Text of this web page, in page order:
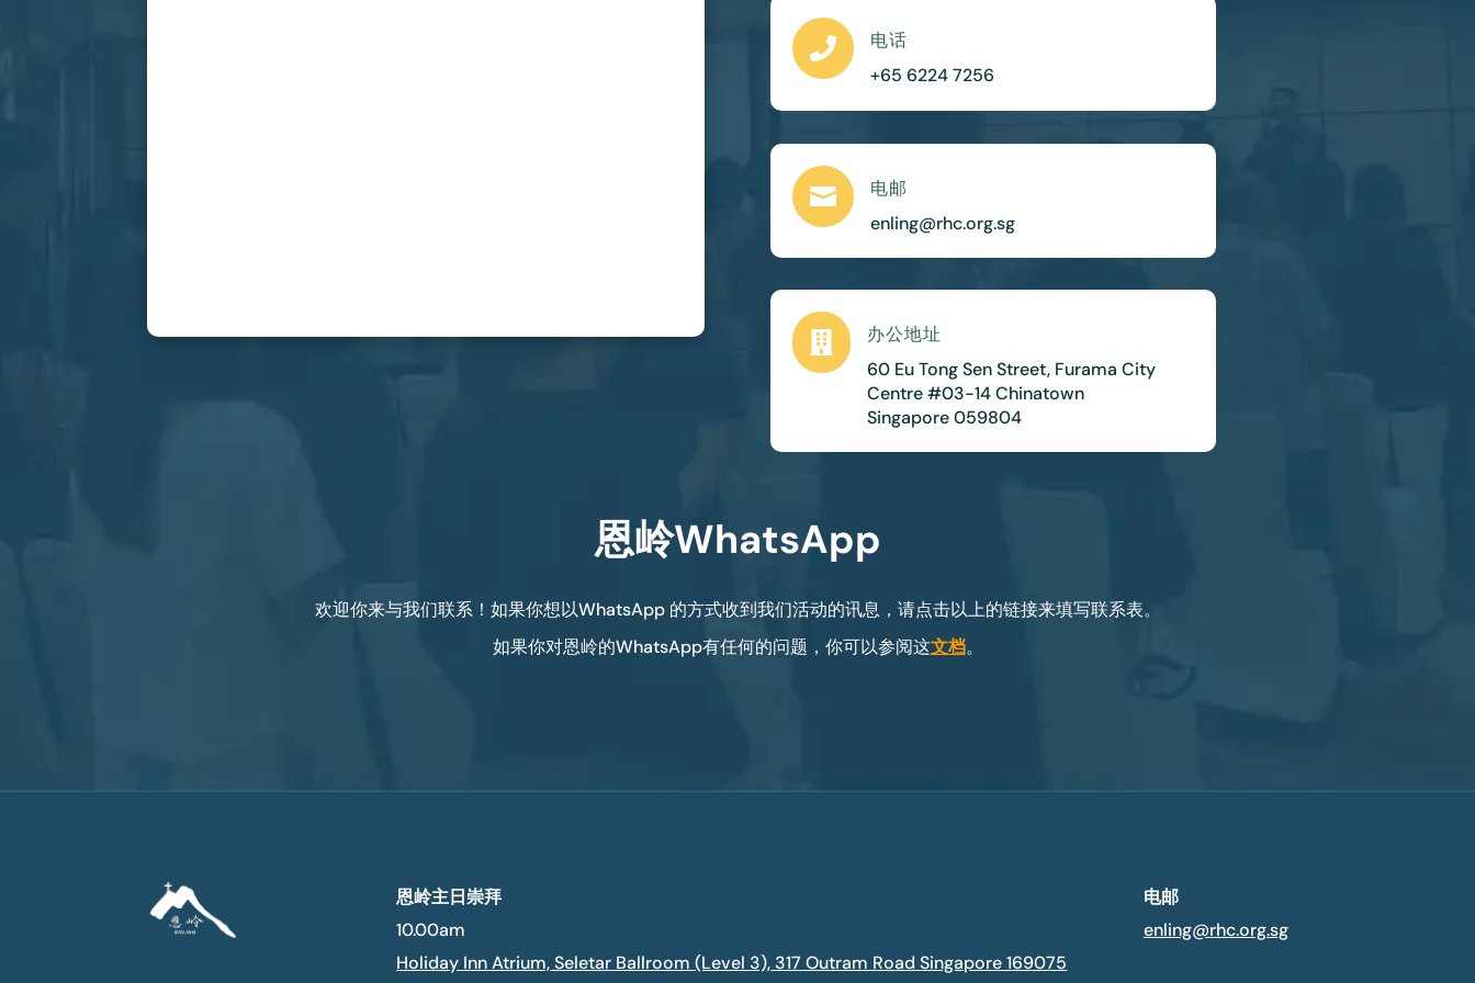

电话
+65 6224 7256

电邮
enling@rhc.org.sg

办公地址
60 Eu Tong Sen Street, Furama City
Centre #03-14 Chinatown
Singapore 059804
恩岭WhatsApp
欢迎你来与我们联系！ 如果你想以WhatsApp 的方式收到我们活动的讯息，请点击以上的链接来填写联系表。
如果你对恩岭的WhatsApp有任何的问题，你可以参阅这文档。
恩岭主日崇拜
10.00am
Holiday Inn Atrium, Seletar Ballroom (Level 3), 317 Outram Road Singapore 169075
电邮
enling@rhc.org.sg